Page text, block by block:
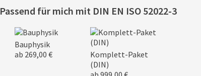
Passend für mich mit DIN EN ISO 52022-3
Bauphysik
ab 269,00 €
Komplett-Paket
(DIN)